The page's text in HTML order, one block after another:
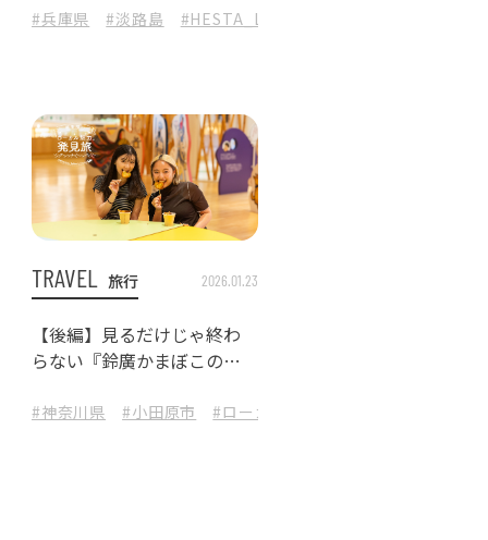
#自然と暮らし #大人の旅 #HESTA_LIFE_media
#和歌山旅 #白浜グルメ #酒ペアリング
#ザグランリゾートエレガンテ白浜
ぎ専門店」へ
#兵庫県 #淡路島 #HESTA_LIFE
#醸造所 #工場見学 #ビール好き
#熱海旅行 #熱海グルメ #静岡観光
旅行 #熱海グルメ #熱海食べ歩き
TRAVEL 旅行 2026.01.23
【後編】見るだけじゃ終わ
らない『鈴廣かまぼこの
イトへ
#神奈川県 #小田原市 #ローカル魅力発見旅